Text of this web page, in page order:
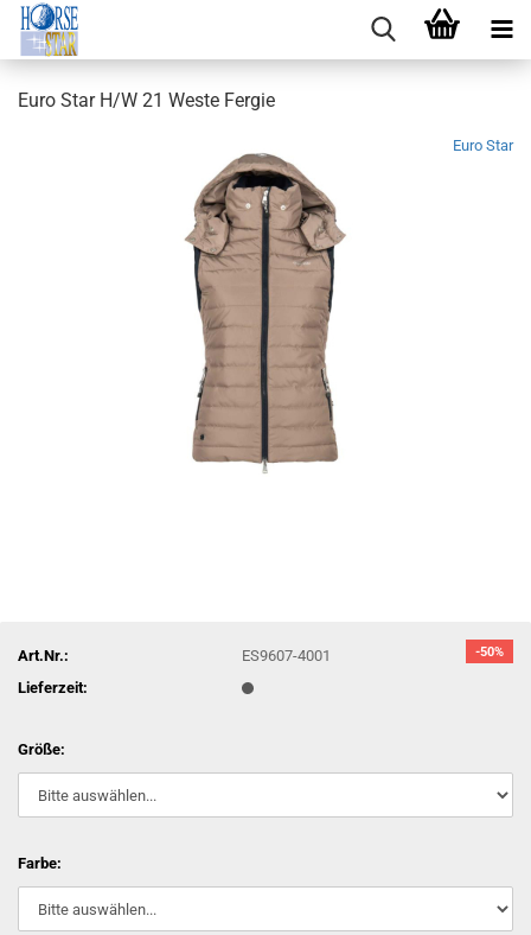
Euro Star H/W 21 Weste Fergie
Euro Star
-50%
Art.Nr.:
ES9607-4001
Lieferzeit:
Größe:
Farbe: